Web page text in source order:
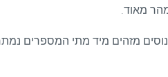
מאוד.
מזהים מיד מתי המספרים